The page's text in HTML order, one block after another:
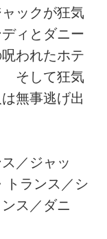
ックが狂気
ィとダニー
われたホテ
そして狂気
無事逃げ出
／ジャッ
トランス／シ
ス／ダニ